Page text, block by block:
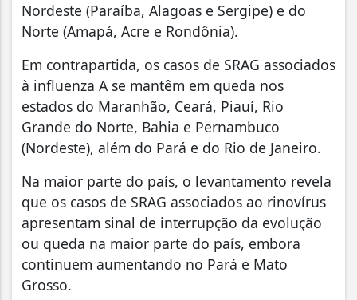
Nordeste (Paraíba, Alagoas e Sergipe) e do
Norte (Amapá, Acre e Rondônia).
Em contrapartida, os casos de SRAG associados
à influenza A se mantêm em queda nos
estados do Maranhão, Ceará, Piauí, Rio
Grande do Norte, Bahia e Pernambuco
(Nordeste), além do Pará e do Rio de Janeiro.
Na maior parte do país, o levantamento revela
que os casos de SRAG associados ao rinovírus
apresentam sinal de interrupção da evolução
ou queda na maior parte do país, embora
continuem aumentando no Pará e Mato
Grosso.